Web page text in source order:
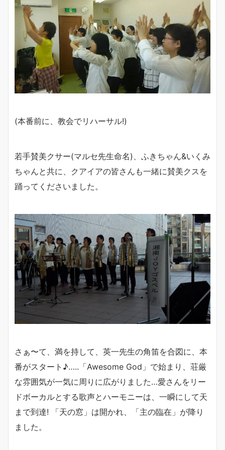
(本番前に、教会でリハーサル!)
若手賛美クサー(マルセ先生命名)、ふきちゃん&いくみ
ちゃんと共に、クアイアの皆さんも一緒に賛美クスを
踊ってくださいました。
さぁ〜て、満を持して、英一先生の角笛を合図に、本
番がスタート♪…..「Awesome God」で始まり、荘厳
な雰囲気が一気に周りに広がりました…愛さんをリー
ドボーカルとする歌声とハーモニーは、一瞬にして天
まで到達! 「天の窓」は開かれ、「主の臨在」が降り
ました。